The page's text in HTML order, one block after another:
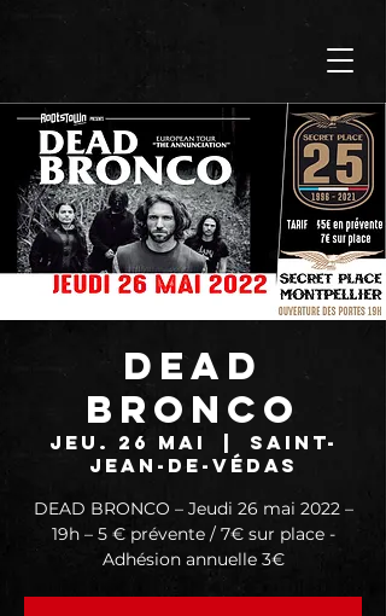
DEAD
BRONCO
jeu. 26 mai
Saint-
Jean-de-Védas
DEAD BRONCO – Jeudi 26 mai 2022 –
19h – 5 € prévente / 7€ sur place -
Adhésion annuelle 3€